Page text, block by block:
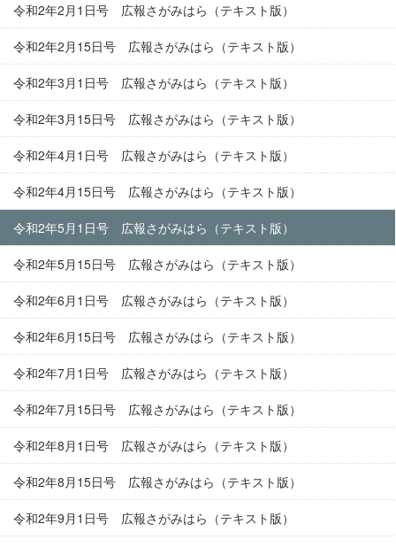
令和2年2月1日号 広報さがみはら（テキスト版）
令和2年2月15日号 広報さがみはら（テキスト版）
令和2年3月1日号 広報さがみはら（テキスト版）
令和2年3月15日号 広報さがみはら（テキスト版）
令和2年4月1日号 広報さがみはら（テキスト版）
令和2年4月15日号 広報さがみはら（テキスト版）
令和2年5月1日号 広報さがみはら（テキスト版）
令和2年5月15日号 広報さがみはら（テキスト版）
令和2年6月1日号 広報さがみはら（テキスト版）
令和2年6月15日号 広報さがみはら（テキスト版）
令和2年7月1日号 広報さがみはら（テキスト版）
令和2年7月15日号 広報さがみはら（テキスト版）
令和2年8月1日号 広報さがみはら（テキスト版）
令和2年8月15日号 広報さがみはら（テキスト版）
令和2年9月1日号 広報さがみはら（テキスト版）